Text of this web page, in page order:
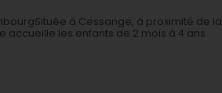
à Cessange, à proximité de la
accueille les enfants de 2 mois à 4 ans